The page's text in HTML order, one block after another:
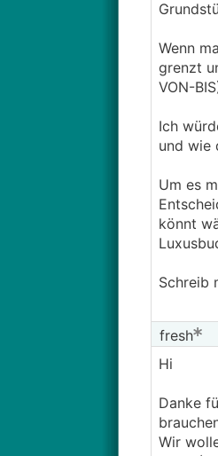
Wenn
grenzt
VON-
Ich
und wie
Um es
könnt
Schreib
fresh
Hi
Danke
Wir